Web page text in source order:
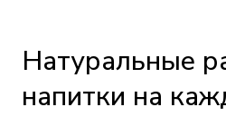
Натуральные
напитки на